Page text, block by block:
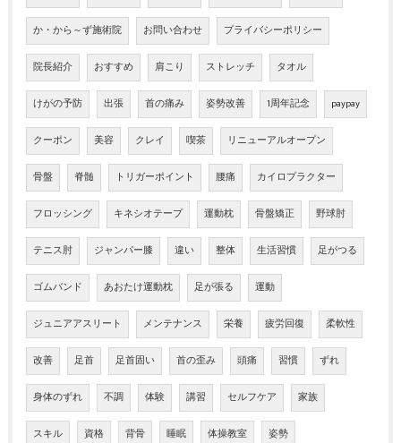
か・から～ず施術院 お問い合わせ プライバシーポリシー
院長紹介 おすすめ 肩こり ストレッチ タオル
けがの予防 出張 首の痛み 姿勢改善 1周年記念 paypay
クーポン 美容 クレイ 喫茶 リニューアルオープン
骨盤 脊髄 トリガーポイント 腰痛 カイロプラクター
フロッシング キネシオテープ 運動枕 骨盤矯正 野球肘
テニス肘 ジャンパー膝 違い 整体 生活習慣 足がつる
ゴムバンド あおたけ運動枕 足が張る 運動
ジュニアアスリート メンテナンス 栄養 疲労回復 柔軟性
改善 足首 足首固い 首の歪み 頭痛 習慣 ずれ
身体のずれ 不調 体験 講習 セルフケア 家族
スキル 資格 背骨 睡眠 体操教室 姿勢